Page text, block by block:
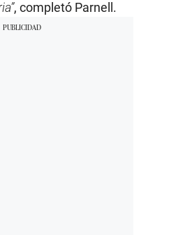
, completó Parnell.